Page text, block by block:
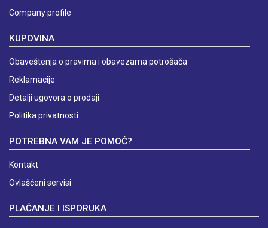
Company profile
KUPOVINA
Obaveštenja o pravima i obavezama potrošača
Reklamacije
Detalji ugovora o prodaji
Politika privatnosti
POTREBNA VAM JE POMOĆ?
Kontakt
Ovlašćeni servisi
PLAĆANJE I ISPORUKA